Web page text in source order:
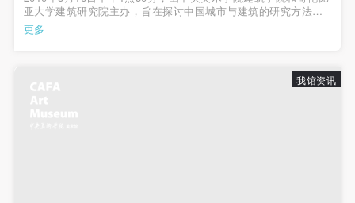
亚大学建筑研究院主办，旨在探讨中国城市与建筑的研究方法及
策略的研讨会《流动•研究》，在中央美术学院美术馆国际会议厅
拉开帷幕。此研讨会邀请了来自中国及美国的著名学者及建筑研
更多
我馆资讯
发送验证码